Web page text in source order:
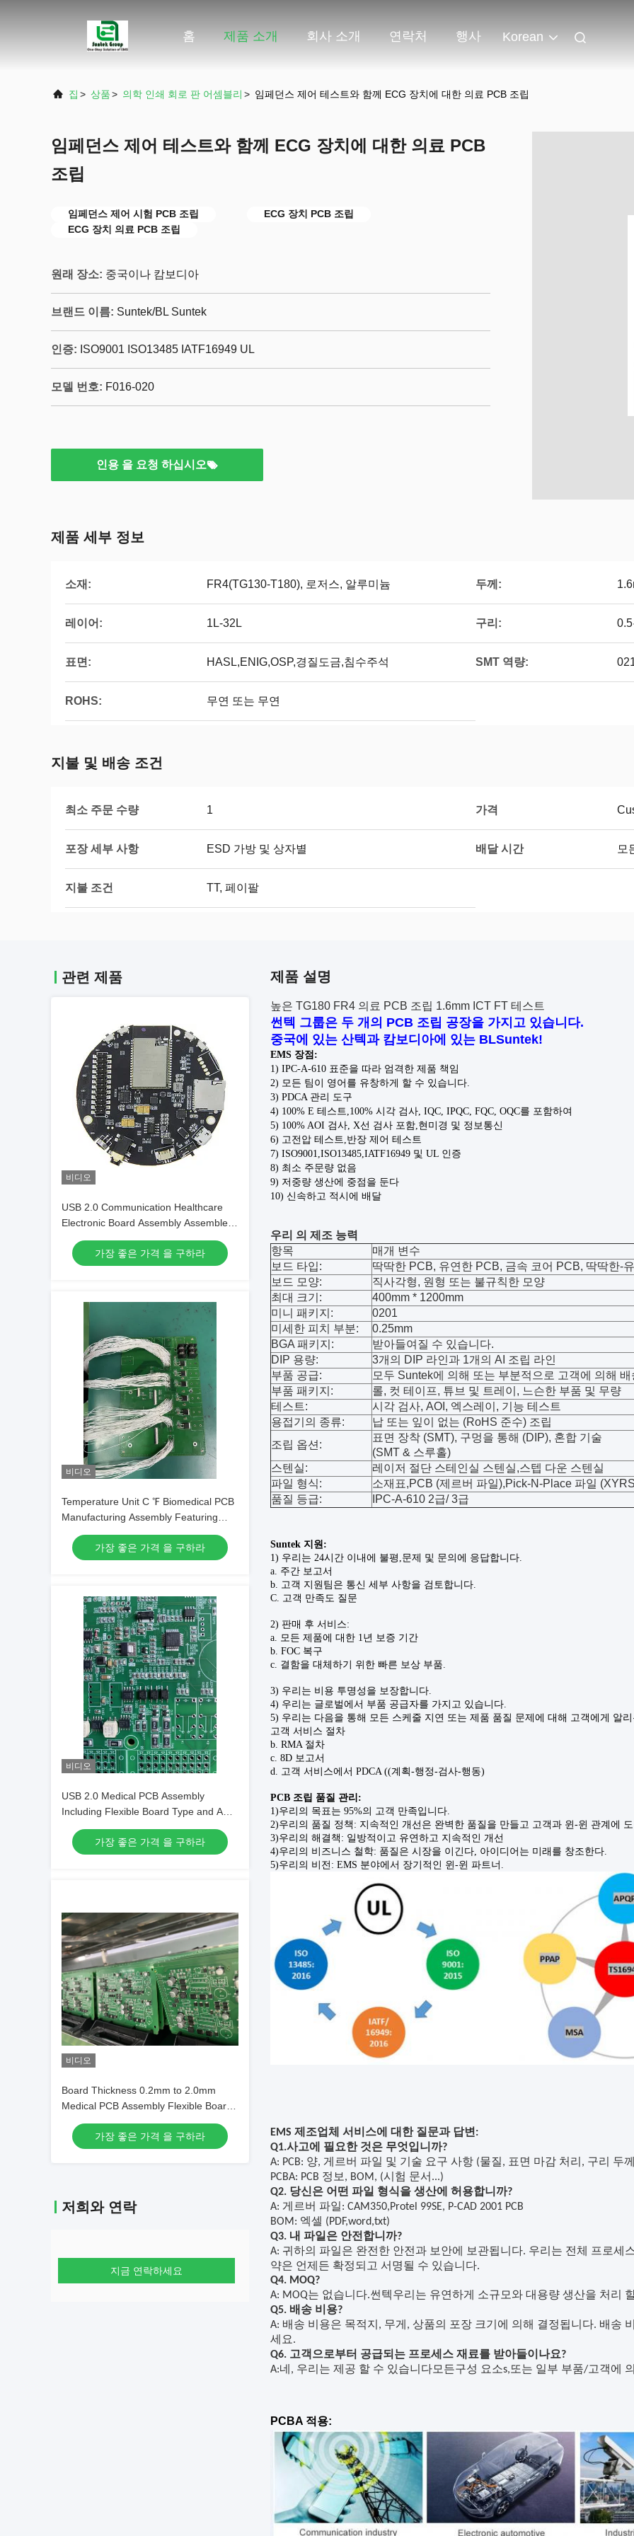
홈 제품 소개 회사 소개 연락처 행사 Korean
집 > 상품> 의학 인쇄 회로 판 어셈블리 > 임페던스 제어 테스트와 함께 ECG 장치에 대한 의료 PCB 조립
임페던스 제어 테스트와 함께 ECG 장치에 대한 의료 PCB
조립
임페던스 제어 시험 PCB 조립
ECG 장치 PCB 조립
ECG 장치 의료 PCB 조립
원래 장소: 중국이나 캄보디아
브랜드 이름: Suntek/BL Suntek
인증: ISO9001 ISO13485 IATF16949 UL
모델 번호: F016-020
인용 을 요청 하십시오
제품 세부 정보
소재: FR4(TG130-T180), 로저스, 알루미늄 두께:
레이어: 1L-32L 구리:
표면: HASL,ENIG,OSP,경질도금,침수주석 SMT 역량:
ROHS: 무연 또는 무연
지불 및 배송 조건
최소 주문 수량 1 가격
포장 세부 사항 ESD 가방 및 상자별 배달 시간 모
지불 조건 TT, 페이팔
관련 제품
비디오
USB 2.0 Communication Healthcare
Electronic Board Assembly Assembled
with ISO SMT and DIP Lines Ensuring
Medical Device Electronic
가장 좋은 가격 을 구하라
비디오
Temperature Unit C ℉ Biomedical PCB
Manufacturing Assembly Featuring
Black Silkscreen Color Ensuring
Precision and Durability
가장 좋은 가격 을 구하라
비디오
USB 2.0 Medical PCB Assembly
Including Flexible Board Type and AOI
ICT FCT Testing for Medical
Electronics Applications
가장 좋은 가격 을 구하라
비디오
Board Thickness 0.2mm to 2.0mm
Medical PCB Assembly Flexible Board
Type Precision Medical Electronics
Assembly Services
가장 좋은 가격 을 구하라
저희와 연락
지금 연락하세요
제품 설명
높은 TG180 FR4 의료 PCB 조립 1.6mm ICT FT 테스트
썬텍 그룹은 두 개의 PCB 조립 공장을 가지고 있습니다.
중국에 있는 산텍과 캄보디아에 있는 BLSuntek!
EMS 장점:
1) IPC-A-610 표준을 따라 엄격한 제품 책임
2) 모든 팀이 영어를 유창하게 할 수 있습니다.
3) PDCA 관리 도구
4) 100% E 테스트,100% 시각 검사, IQC, IPQC, FQC, OQC를 포함하여
5) 100% AOI 검사, X선 검사 포함,현미경 및 정보통신
6) 고전압 테스트,반장 제어 테스트
7) ISO9001,ISO13485,IATF16949 및 UL 인증
8) 최소 주문량 없음
9) 저중량 생산에 중점을 둔다
10) 신속하고 적시에 배달
우리 의 제조 능력
항목
매개 변수
보드 타입:
딱딱한 PCB, 유연한 PCB, 금속 코어 PCB, 딱딱한-
보드 모양:
직사각형, 원형 또는 불규칙한 모양
최대 크기:
400mm * 1200mm
미니 패키지:
0201
미세한 피치 부분:
0.25mm
BGA 패키지:
받아들여질 수 있습니다.
DIP 용량:
3개의 DIP 라인과 1개의 AI 조립 라인
부품 공급:
모두 Suntek에 의해 또는 부분적으로 고객에 의해 배
부품 패키지:
롤, 컷 테이프, 튜브 및 트레이, 느슨한 부품 및 무량
테스트:
시각 검사, AOI, 엑스레이, 기능 테스트
용접기의 종류:
납 또는 잎이 없는 (RoHS 준수) 조립
조립 옵션:
표면 장착 (SMT), 구멍을 통해 (DIP), 혼합 기술
(SMT & 스루홀)
스텐실:
레이저 절단 스테인실 스텐실,스텝 다운 스텐실
파일 형식:
소재표,PCB (제르버 파일),Pick-N-Place 파일
품질 등급:
IPC-A-610 2급/ 3급
Suntek 지원:
1) 우리는 24시간 이내에 불평,문제 및 문의에 응답합니다.
a. 주간 보고서
b. 고객 지원팀은 통신 세부 사항을 검토합니다.
C. 고객 만족도 질문
2) 판매 후 서비스:
a. 모든 제품에 대한 1년 보증 기간
b. FOC 복구
c. 결함을 대체하기 위한 빠른 보상 부품.
3) 우리는 비용 투명성을 보장합니다.
4) 우리는 글로벌에서 부품 공급자를 가지고 있습니다.
5) 우리는 다음을 통해 모든 스케줄 지연 또는 제품 품질 문제에 대해 고객에게 알
고객 서비스 절차
b. RMA 절차
c. 8D 보고서
d. 고객 서비스에서 PDCA ((계획-행정-검사-행동)
PCB 조립 품질 관리 :
1)우리의 목표는 95%의 고객 만족입니다.
2)우리의 품질 정책: 지속적인 개선은 완벽한 품질을 만들고 고객과 윈-윈 관계에
3)우리의 해결책: 일방적이고 유연하고 지속적인 개선
4)우리의 비즈니스 철학: 품질은 시장을 이긴다, 아이디어는 미래를 창조한다.
5)우리의 비전: EMS 분야에서 장기적인 윈-윈 파트너.
EMS 제조업체 서비스에 대한 질문과 답변:
Q1.사고에 필요한 것은 무엇입니까?
A: PCB: 양, 게르버 파일 및 기술 요구 사항 (물질, 표면 마감 처리, 구리 두
PCBA: PCB 정보, BOM, (시험 문서...)
Q2. 당신은 어떤 파일 형식을 생산에 허용합니까?
A: 게르버 파일: CAM350,Protel 99SE, P-CAD 2001 PCB
BOM: 엑셀 (PDF,word,txt)
Q3. 내 파일은 안전합니까?
A: 귀하의 파일은 완전한 안전과 보안에 보관됩니다. 우리는 전체 프로세
약은 언제든 확정되고 서명될 수 있습니다.
Q4. MOQ?
A: MOQ는 없습니다.썬텍우리는 유연하게 소규모와 대용량 생산을 처리
Q5. 배송 비용?
A: 배송 비용은 목적지, 무게, 상품의 포장 크기에 의해 결정됩니다. 배송
세요.
Q6. 고객으로부터 공급되는 프로세스 재료를 받아들이나요?
A:네, 우리는 제공 할 수 있습니다모든구성 요소s,또는 일부 부품/고객에
PCBA 적용: